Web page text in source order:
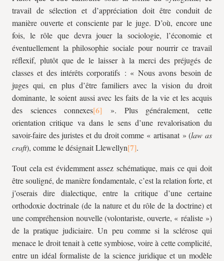
travail de sélection et d’appréciation doit être conduit de
manière ouverte et consciente par le juge. D’où, encore une
fois, le rôle que devra jouer la sociologie, l’économie et
éventuellement la philosophie sociale pour nourrir ce travail
réflexif, plutôt que de le laisser à la merci des préjugés de
classes et des intérêts corporatifs : « Nous avons besoin de
juges qui, en plus d’être familiers avec la vision du droit
dominante, le soient aussi avec les faits de la vie et les acquis
des sciences connexes
». Plus généralement, cette
orientation critique va dans le sens d’une revalorisation du
savoir-faire des juristes et du droit comme « artisanat » (law as
craft), comme le désignait Llewellyn
.
Tout cela est évidemment assez schématique, mais ce qui doit
être souligné, de manière fondamentale, c’est la relation forte, et
j’oserais dire dialectique, entre la critique d’une certaine
orthodoxie doctrinale (de la nature et du rôle de la doctrine) et
une compréhension nouvelle (volontariste, ouverte, « réaliste »)
de la pratique judiciaire. Un peu comme si la sclérose qui
menace le droit tenait à cette symbiose, voire à cette complicité,
entre un idéal formaliste de la science juridique et un modèle